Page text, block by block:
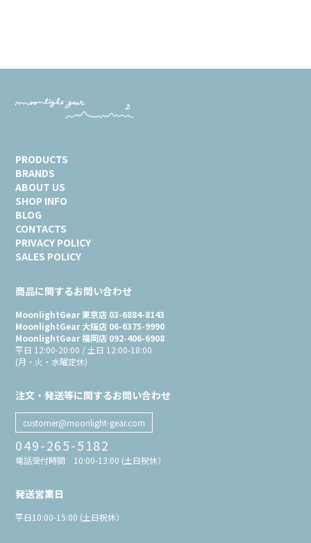
PRODUCTS
BRANDS
ABOUT US
SHOP INFO
BLOG
CONTACTS
PRIVACY POLICY
SALES POLICY
商品に関するお問い合わせ
MoonlightGear 東京店 03-6884-8143
MoonlightGear 大阪店 06-6375-9990
MoonlightGear 福岡店 092-406-6908
平日 12:00-20:00 / 土日 12:00-18:00
(月・火・水曜定休)
注文・発送等に関するお問い合わせ
customer@moonlight-gear.com
049-265-5182
電話受付時間 10:00-13:00 (土日祝休）
発送営業日
平日10:00-15:00 (土日祝休）